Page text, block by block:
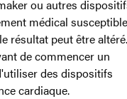
ou autres
médical susceptible
résultat peut être altéré.
de commencer un
des dispositifs
cardiaque.